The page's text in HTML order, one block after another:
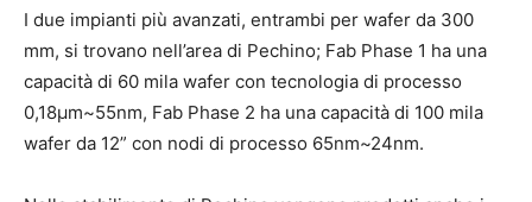
I due impianti più avanzati, entrambi per wafer da 300
mm, si trovano nell’area di Pechino; Fab Phase 1 ha una
capacità di 60 mila wafer con tecnologia di processo
0,18µm~55nm, Fab Phase 2 ha una capacità di 100 mila
wafer da 12” con nodi di processo 65nm~24nm.